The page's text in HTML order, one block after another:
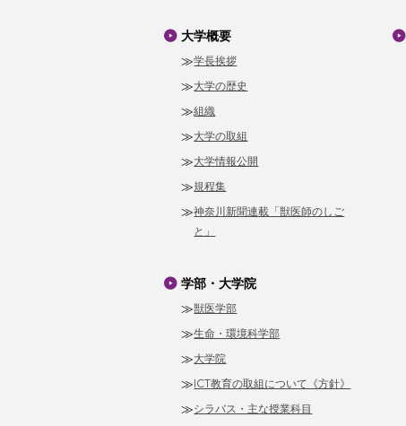
大学概要
学長挨拶
大学の歴史
組織
大学の取組
大学情報公開
規程集
神奈川新聞連載「獣医師のしご
と」
学部・大学院
獣医学部
生命・環境科学部
大学院
ICT教育の取組について《方針》
シラバス・主な授業科目